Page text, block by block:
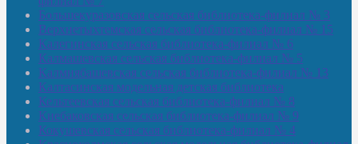
Большекуразовская сельская библиотека-филиал № 3
Верхнетыхтемская сельская библиотека-филиал № 15
Калегинская сельская библиотека-филиал № 6
Калмашевская сельская библиотека-филиал № 5
Калмиябашевская сельская библиотека-филиал № 13
Калтасинская модельная детская библиотека
Кельтеевская сельская библиотека-филиал № 8
Киебаковская сельская библиотека-филиал № 9
Кокушевская сельская библиотека-филиал № 4